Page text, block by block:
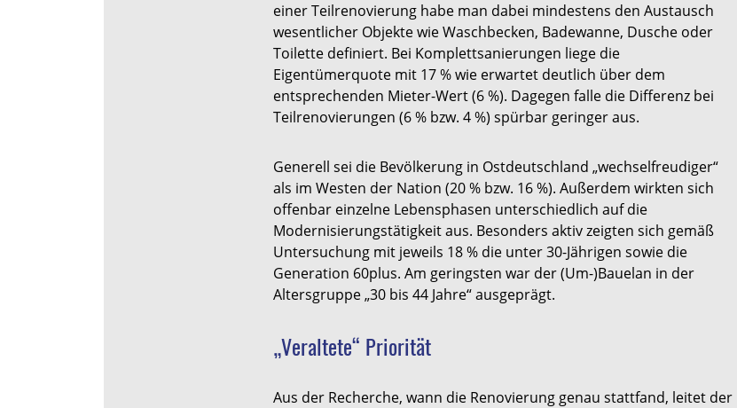
einer Teilrenovierung habe man dabei mindestens den Austausch
wesentlicher Objekte wie Waschbecken, Badewanne, Dusche oder
Toilette definiert. Bei Komplettsanierungen liege die
Eigentümerquote mit 17 % wie erwartet deutlich über dem
entsprechenden Mieter-Wert (6 %). Dagegen falle die Differenz bei
Teilrenovierungen (6 % bzw. 4 %) spürbar geringer aus.
Generell sei die Bevölkerung in Ostdeutschland „wechselfreudiger“
als im Westen der Nation (20 % bzw. 16 %). Außerdem wirkten sich
offenbar einzelne Lebensphasen unterschiedlich auf die
Modernisierungstätigkeit aus. Besonders aktiv zeigten sich gemäß
Untersuchung mit jeweils 18 % die unter 30-Jährigen sowie die
Generation 60plus. Am geringsten war der (Um-)Bauelan in der
Altersgruppe „30 bis 44 Jahre“ ausgeprägt.
„Veraltete“ Priorität
Aus der Recherche, wann die Renovierung genau stattfand, leitet der